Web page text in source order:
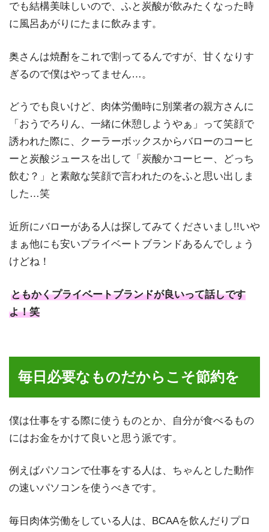
でも結構美味しいので、ふと炭酸が飲みたくなった時
に風呂あがりにたまに飲みます。
奥さんは焼酎をこれで割ってるんですが、甘くなりす
ぎるので僕はやってません…。
どうでも良いけど、肉体労働時に別業者の親方さんに
「おうでろりん、一緒に休憩しようやぁ」って笑顔で
誘われた際に、クーラーボックスからバローのコーヒ
ーと炭酸ジュースを出して「炭酸かコーヒー、どっち
飲む？」と素敵な笑顔で言われたのをふと思い出しま
した…笑
近所にバローがある人は探してみてくださいまし!!いや
まぁ他にも安いプライベートブランドあるんでしょう
けどね！
ともかくプライベートブランドが良いって話しです
よ！笑
毎日必要なものだからこそ節約を
僕は仕事をする際に使うものとか、自分が食べるもの
にはお金をかけて良いと思う派です。
例えばパソコンで仕事をする人は、ちゃんとした動作
の速いパソコンを使うべきです。
毎日肉体労働をしている人は、BCAAを飲んだりプロ